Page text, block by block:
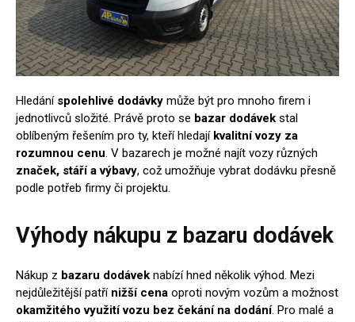
Hledání spolehlivé dodávky může být pro mnoho firem i
jednotlivců složité. Právě proto se bazar dodávek stal
oblíbeným řešením pro ty, kteří hledají kvalitní vozy za
rozumnou cenu. V bazarech je možné najít vozy různých
značek, stáří a výbavy, což umožňuje vybrat dodávku přesně
podle potřeb firmy či projektu.
Výhody nákupu z bazaru dodávek
Nákup z bazaru dodávek nabízí hned několik výhod. Mezi
nejdůležitější patří nižší cena oproti novým vozům a možnost
okamžitého využití vozu bez čekání na dodání. Pro malé a